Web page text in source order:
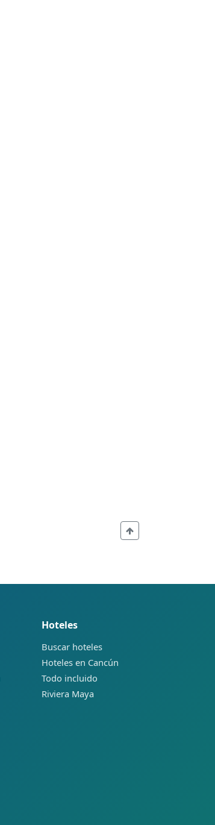
Hoteles
Buscar hoteles
Hoteles en Cancún
Todo incluido
Riviera Maya